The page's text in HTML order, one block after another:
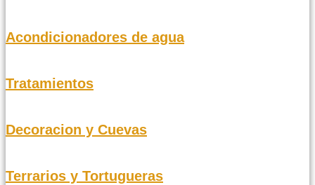
Acondicionadores de agua
Tratamientos
Decoracion y Cuevas
Terrarios y Tortugueras